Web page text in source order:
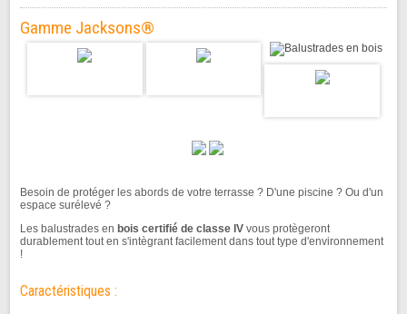
Gamme Jacksons®
Besoin de protéger les abords de votre terrasse ? D'une piscine ? Ou d'un
espace surélevé ?
Les balustrades en bois certifié de classe IVvous protègeront
durablement tout en s'intègrant facilement dans tout type d'environnement
!
Caractéristiques :